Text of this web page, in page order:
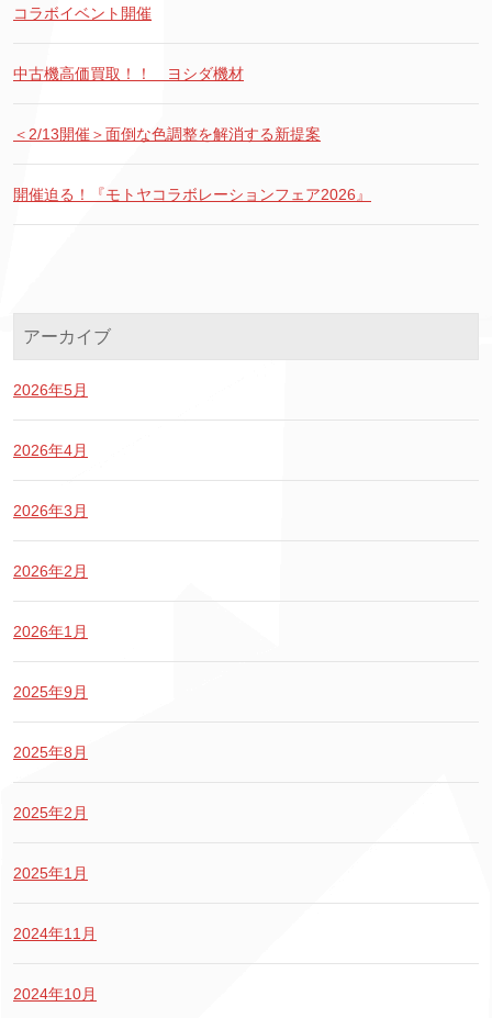
コラボイベント開催
中古機高価買取！！ ヨシダ機材
＜2/13開催＞面倒な色調整を解消する新提案
開催迫る！『モトヤコラボレーションフェア2026』
アーカイブ
2026年5月
2026年4月
2026年3月
2026年2月
2026年1月
2025年9月
2025年8月
2025年2月
2025年1月
2024年11月
2024年10月